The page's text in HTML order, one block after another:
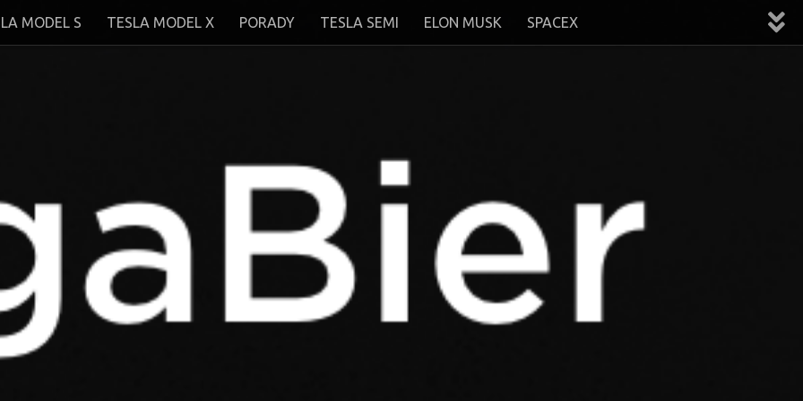
MODEL S TESLA MODEL X PORADY TESLA SEMI ELON MUSK SPACEX